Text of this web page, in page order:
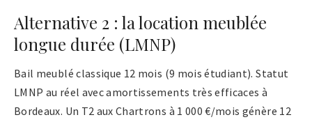
Alternative 2 : la location meublée
longue durée (LMNP)
Bail meublé classique 12 mois (9 mois étudiant). Statut
LMNP au réel avec amortissements très efficaces à
Bordeaux. Un T2 aux Chartrons à 1 000 €/mois génère 12